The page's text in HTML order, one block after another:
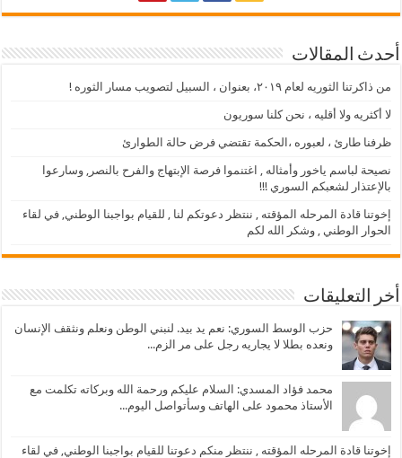
أحدث المقالات
من ذاكرتنا الثوريه لعام ٢٠١٩، بعنوان ، السبيل لتصويب مسار الثوره !
لا أكثريه ولا أقليه ، نحن كلنا سوريون
ظرفنا طارئ ، لعبوره ،الحكمة تقتضي فرض حالة الطوارئ
نصيحة لباسم ياخور وأمثاله , اغتنموا فرصة الإبتهاج والفرح بالنصر, وسارعوا
بالإعتذار لشعبكم السوري !!!
إخوتنا قادة المرحله المؤقته , ننتظر دعوتكم لنا , للقيام بواجبنا الوطني, في لقاء
الحوار الوطني , وشكر الله لكم
أخر التعليقات
حزب الوسط السوري: نعم يد بيد. لنبني الوطن ونعلم ونثقف الإنسان
ونعده بطلا لا يجاريه رجل على مر الزم...
محمد فؤاد المسدي: السلام عليكم ورحمة الله وبركاته تكلمت مع
الأستاذ محمود على الهاتف وسأتواصل اليوم...
إخوتنا قادة المرحله المؤقته , ننتظر منكم دعوتنا للقيام بواجبنا الوطني, في لقاء